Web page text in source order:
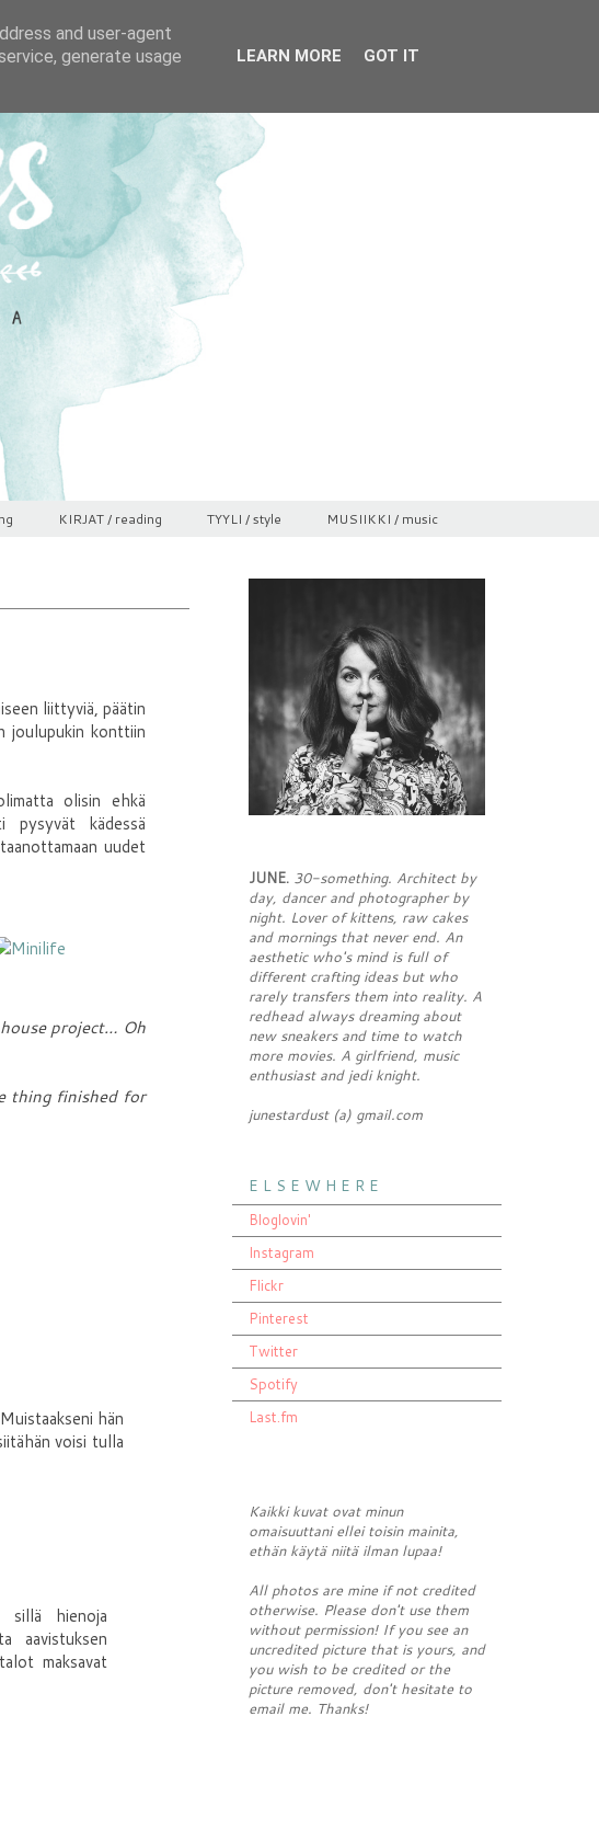
KIRJAT / reading TYYLI / style MUSIIKKI / music
liittyviä, päätin
joulupukin konttiin
olisin ehkä
pysyvät kädessä
uudet
project… Oh
thing finished for
hän
voisi tulla
sillä hienoja
aavistuksen
maksavat
JUNE. 30-something. Architect by
day, dancer and photographer by
night. Lover of kittens, raw cakes
and mornings that never end. An
aesthetic who's mind is full of
different crafting ideas but who
rarely transfers them into reality. A
redhead always dreaming about
new sneakers and time to watch
more movies. A girlfriend, music
enthusiast and jedi knight.
junestardust (a) gmail.com
E L S E W H E R E
Bloglovin'
Instagram
Flickr
Pinterest
Twitter
Spotify
Last.fm
Kaikki kuvat ovat minun
omaisuuttani ellei toisin mainita,
ethän käytä niitä ilman lupaa!
All photos are mine if not credited
otherwise. Please don't use them
without permission! If you see an
uncredited picture that is yours, and
you wish to be credited or the
picture removed, don't hesitate to
email me. Thanks!
and user-agent
generate usage
LEARN MORE GOT IT